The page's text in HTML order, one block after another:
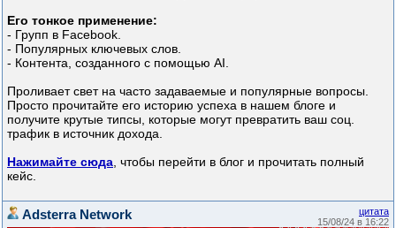
Его тонкое применение:
- Групп в Facebook.
- Популярных ключевых слов.
- Контента, созданного с помощью AI.
Проливает свет на часто задаваемые и популярные вопросы.
Просто прочитайте его историю успеха в нашем блоге и
получите крутые типсы, которые могут превратить ваш соц.
трафик в источник дохода.
Нажимайте сюда , чтобы перейти в блог и прочитать полный
кейс.
цитата
15/08/24 в 16:22
Adsterra Network